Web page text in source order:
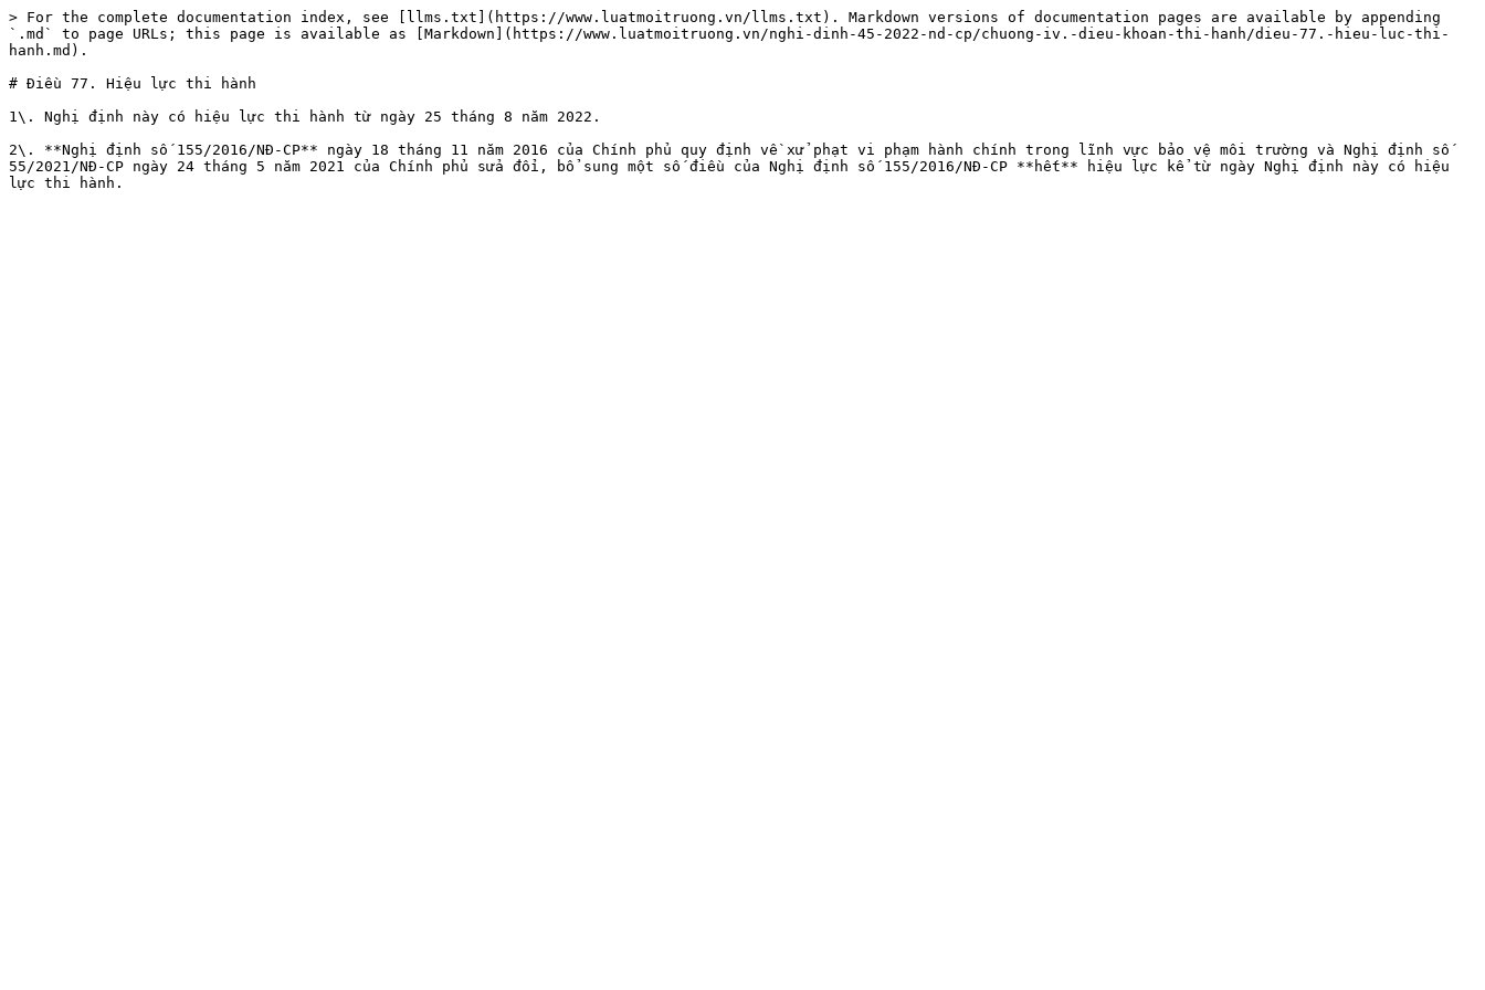
> For the complete documentation index, see [llms.txt](https://www.luatmoitruong.vn/llms.txt). Markdown versions of documentation pages are available by appending
`.md` to page URLs; this page is available as [Markdown](https://www.luatmoitruong.vn/nghi-dinh-45-2022-nd-cp/chuong-iv.-dieu-khoan-thi-hanh/dieu-77.-hieu-luc-thi-
hanh.md).
# Điều 77. Hiệu lực thi hành
1\. Nghị định này có hiệu lực thi hành từ ngày 25 tháng 8 năm 2022.
2\. **Nghị định số 155/2016/NĐ-CP** ngày 18 tháng 11 năm 2016 của Chính phủ quy định về xử phạt vi phạm hành chính trong lĩnh vực bảo vệ môi trường và Nghị định số
55/2021/NĐ-CP ngày 24 tháng 5 năm 2021 của Chính phủ sửa đổi, bổ sung một số điều của Nghị định số 155/2016/NĐ-CP **hết** hiệu lực kể từ ngày Nghị định này có hiệu